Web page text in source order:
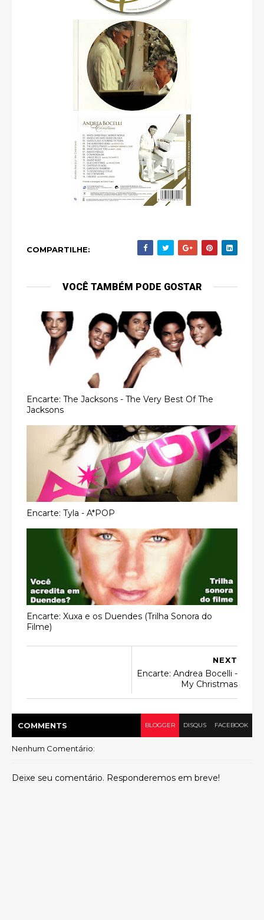
COMPARTILHE:
VOCÊ TAMBÉM PODE GOSTAR
Encarte: The Jacksons - The Very Best Of The
Jacksons
Encarte: Tyla - A*POP
Encarte: Xuxa e os Duendes (Trilha Sonora do
Filme)
NEXT
Encarte: Andrea Bocelli -
My Christmas
COMMENTS BLOGGER DISQUS FACEBOOK
Nenhum Comentário:
Deixe seu comentário. Responderemos em breve!